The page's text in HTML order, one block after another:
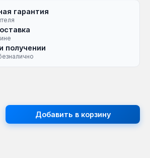
гарантия
получении
продукта: введите
Добавить в корзину